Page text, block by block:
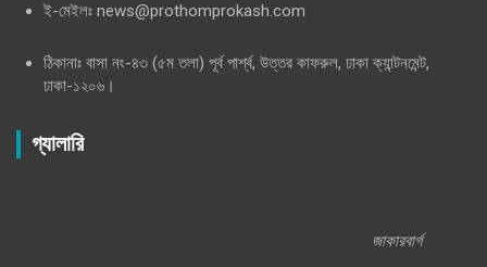
ই-মেইলঃ news@prothomprokash.com
ঠিকানাঃ বাসা নং-৪৩ (৫ম তলা) পূর্ব পার্শ্ব, উত্তর কাফরুল, ঢাকা ক্যান্টনমেন্ট,
ঢাকা-১২০৬।
গ্যালারি
জাকারবার্গ